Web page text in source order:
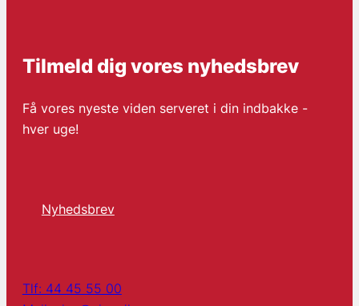
Tilmeld dig vores nyhedsbrev
Få vores nyeste viden serveret i din indbakke -
hver uge!
Nyhedsbrev
Tlf: 44 45 55 00